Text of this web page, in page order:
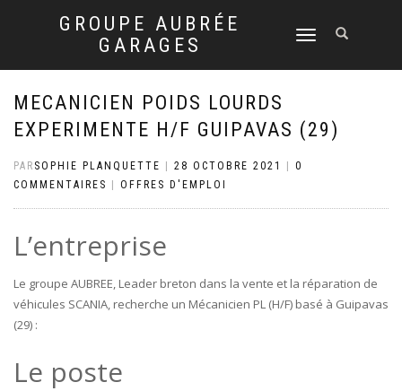
GROUPE AUBRÉE
GARAGES
DÉPLIER
NAVIGATION
MECANICIEN POIDS LOURDS
EXPERIMENTE H/F GUIPAVAS (29)
PAR SOPHIE PLANQUETTE 28 OCTOBRE 2021
0
COMMENTAIRES
OFFRES D'EMPLOI
L’entreprise
Le groupe AUBREE, Leader breton dans la vente et la réparation de
véhicules SCANIA, recherche un Mécanicien PL (H/F) basé à Guipavas
(29) :
Le poste